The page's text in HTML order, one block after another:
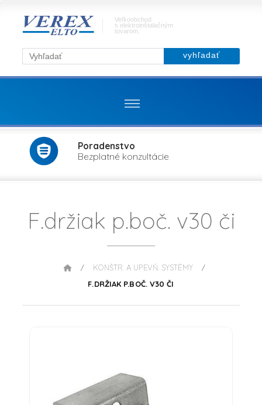
Veľkoobchod
s elektroinštalačným
tovarom.
Poradenstvo
Bezplatné konzultácie
F.držiak p.boč. v30 či
/ KONŠTR. A UPEVŇ. SYSTÉMY /
F.DRŽIAK P.BOČ. V30 ČI